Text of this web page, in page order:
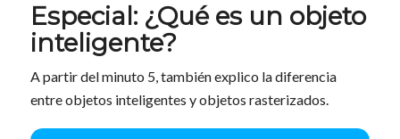
Especial: ¿Qué es un objeto
inteligente?
A partir del minuto 5, también explico la diferencia
entre objetos inteligentes y objetos rasterizados.